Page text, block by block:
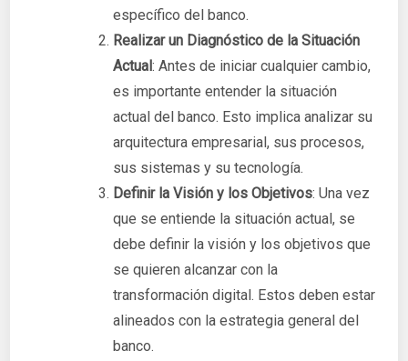
específico del banco.
Realizar un Diagnóstico de la Situación
Actual: Antes de iniciar cualquier cambio,
es importante entender la situación
actual del banco. Esto implica analizar su
arquitectura empresarial, sus procesos,
sus sistemas y su tecnología.
Definir la Visión y los Objetivos: Una vez
que se entiende la situación actual, se
debe definir la visión y los objetivos que
se quieren alcanzar con la
transformación digital. Estos deben estar
alineados con la estrategia general del
banco.